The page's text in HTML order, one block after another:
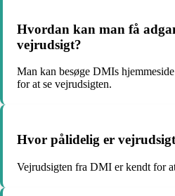
Hvordan kan man få
vejrudsigt?
Man kan besøge DMIs
for at se vejrudsigten.
Hvor pålidelig er
Vejrudsigten fra DMI er kendt for